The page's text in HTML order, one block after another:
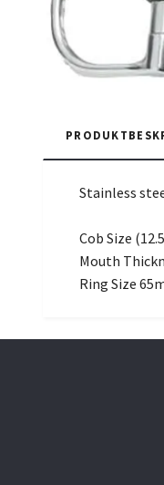
Stainless
Cob Size
Mouth
Ring Size